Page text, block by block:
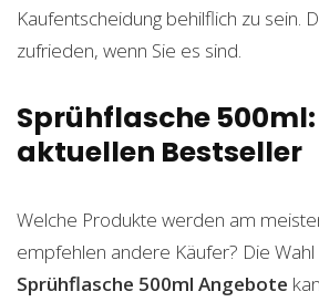
Kaufentscheidung behilflich zu sein.
zufrieden, wenn Sie es sind.
Sprühflasche 500ml:
aktuellen Bestseller
Welche Produkte werden am
empfehlen andere Käufer? Die
Sprühflasche 500ml Angebote